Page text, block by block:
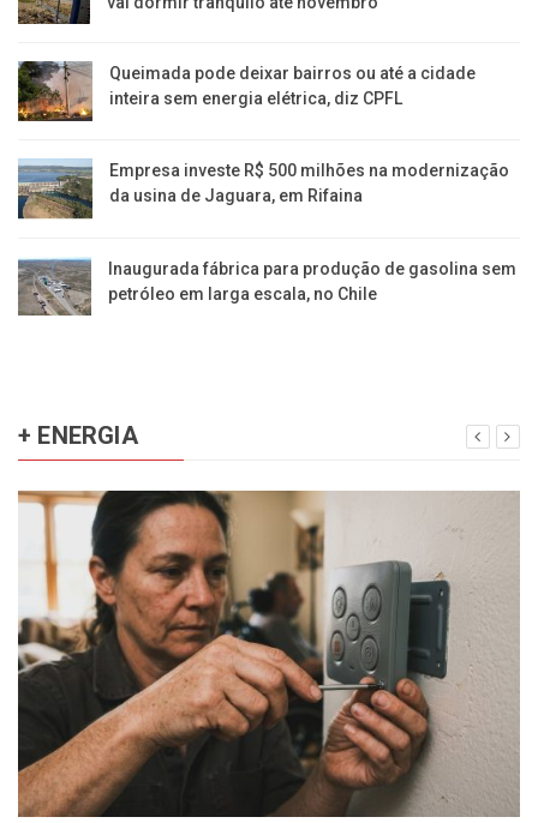
Queimada pode deixar bairros ou até a cidade
inteira sem energia elétrica, diz CPFL
Empresa investe R$ 500 milhões na modernização
da usina de Jaguara, em Rifaina
Inaugurada fábrica para produção de gasolina sem
petróleo em larga escala, no Chile
+ ENERGIA